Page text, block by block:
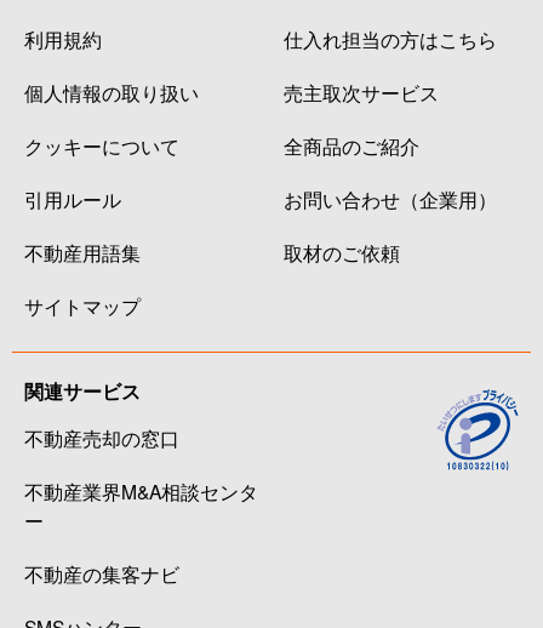
利用規約
個人情報の取り扱い
クッキーについて
引用ルール
不動産用語集
サイトマップ
仕入れ担当の方はこちら
売主取次サービス
全商品のご紹介
お問い合わせ（企業用）
取材のご依頼
関連サービス
不動産売却の窓口
不動産業界M&A相談センタ
ー
不動産の集客ナビ